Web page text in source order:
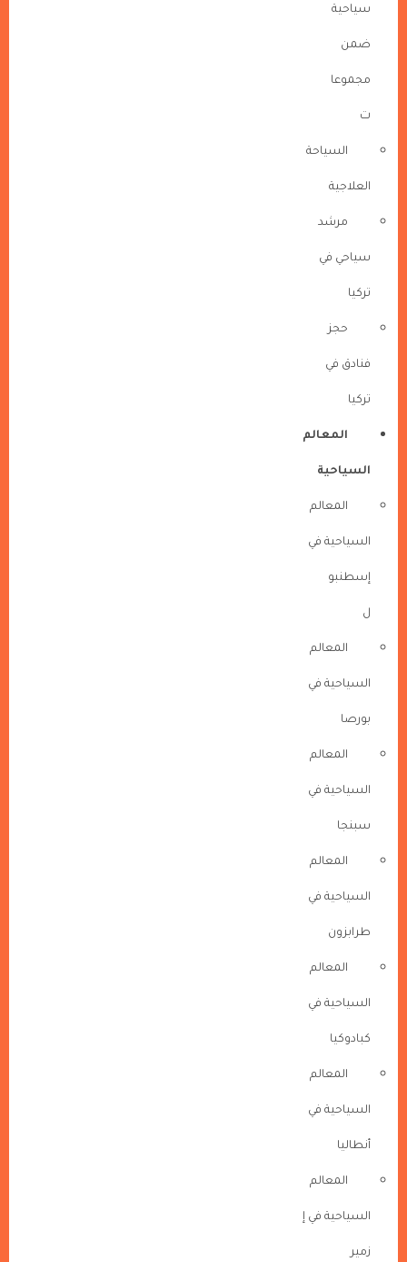
سياحية
ضمن
مجموعا
ت
السياحة
العلاجية
مرشد
سياحي في
تركيا
حجز
فنادق في
تركيا
المعالم
السياحية
المعالم
السياحية في
إسطنبو
ل
المعالم
السياحية في
بورصا
المعالم
السياحية في
سبنجا
المعالم
السياحية في
طرابزون
المعالم
السياحية في
كبادوكيا
المعالم
السياحية في
أنطاليا
المعالم
السياحية في إ
زمير